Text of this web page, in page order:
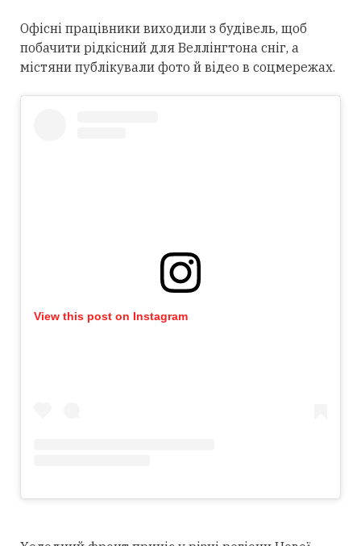
Офісні працівники виходили з будівель, щоб
побачити рідкісний для Веллінгтона сніг, а
містяни публікували фото й відео в соцмережах.
View this post on Instagram